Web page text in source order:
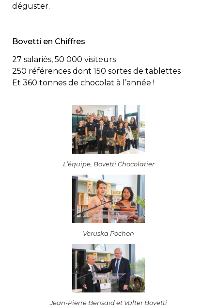
déguster.
Bovetti en Chiffres
27 salariés, 50 000 visiteurs
250 références dont 150 sortes de tablettes
Et 360 tonnes de chocolat à l’année !
L’équipe, Bovetti Chocolatier
Veruska Pochon
Jean-Pierre Bensaïd et Valter Bovetti